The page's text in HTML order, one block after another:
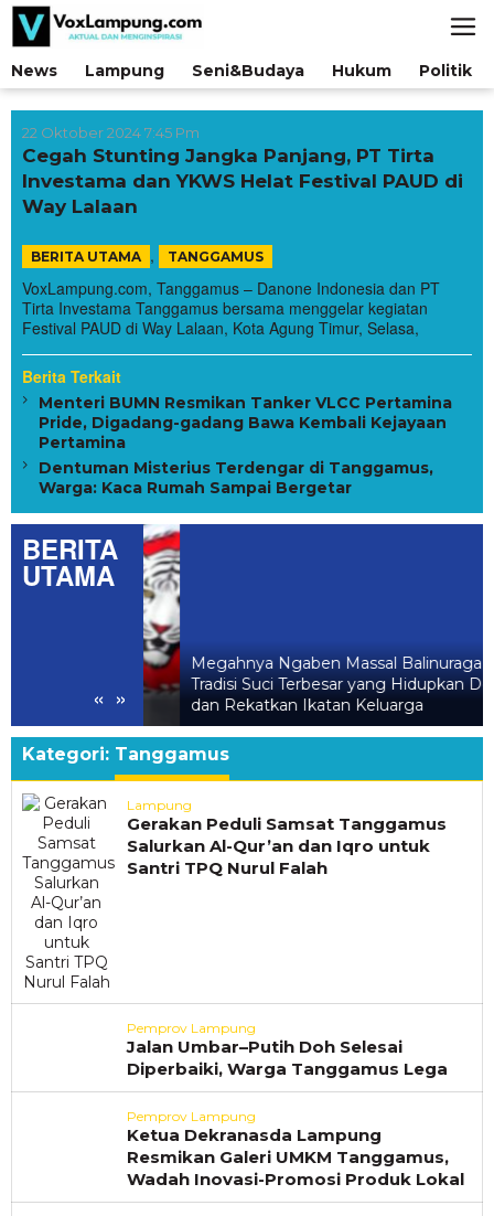
Lewati
konten
News
Lampung Seni&Budaya Hukum Politik
22 Oktober 2024 7:45 Pm
Cegah Stunting Jangka Panjang, PT Tirta
Investama dan YKWS Helat Festival PAUD di
Way Lalaan
BERITA UTAMA , TANGGAMUS
VoxLampung.com, Tanggamus – Danone Indonesia dan PT
Tirta Investama Tanggamus bersama menggelar kegiatan
Festival PAUD di Way Lalaan, Kota Agung Timur, Selasa,
Berita Terkait
Menteri BUMN Resmikan Tanker VLCC Pertamina
Pride, Digadang-gadang Bawa Kembali Kejayaan
Pertamina
Dentuman Misterius Terdengar di Tanggamus,
Warga: Kaca Rumah Sampai Bergetar
BERITA
UTAMA
« »
Megahnya Ngaben Massal Balinuraga,
Tradisi Suci Terbesar yang Hidupkan Desa
dan Rekatkan Ikatan Keluarga
Kategori: Tanggamus
Lampung
Gerakan Peduli Samsat Tanggamus
Salurkan Al-Qur’an dan Iqro untuk
Santri TPQ Nurul Falah
Pemprov Lampung
Jalan Umbar–Putih Doh Selesai
Diperbaiki, Warga Tanggamus Lega
Pemprov Lampung
Ketua Dekranasda Lampung
Resmikan Galeri UMKM Tanggamus,
Wadah Inovasi-Promosi Produk Lokal